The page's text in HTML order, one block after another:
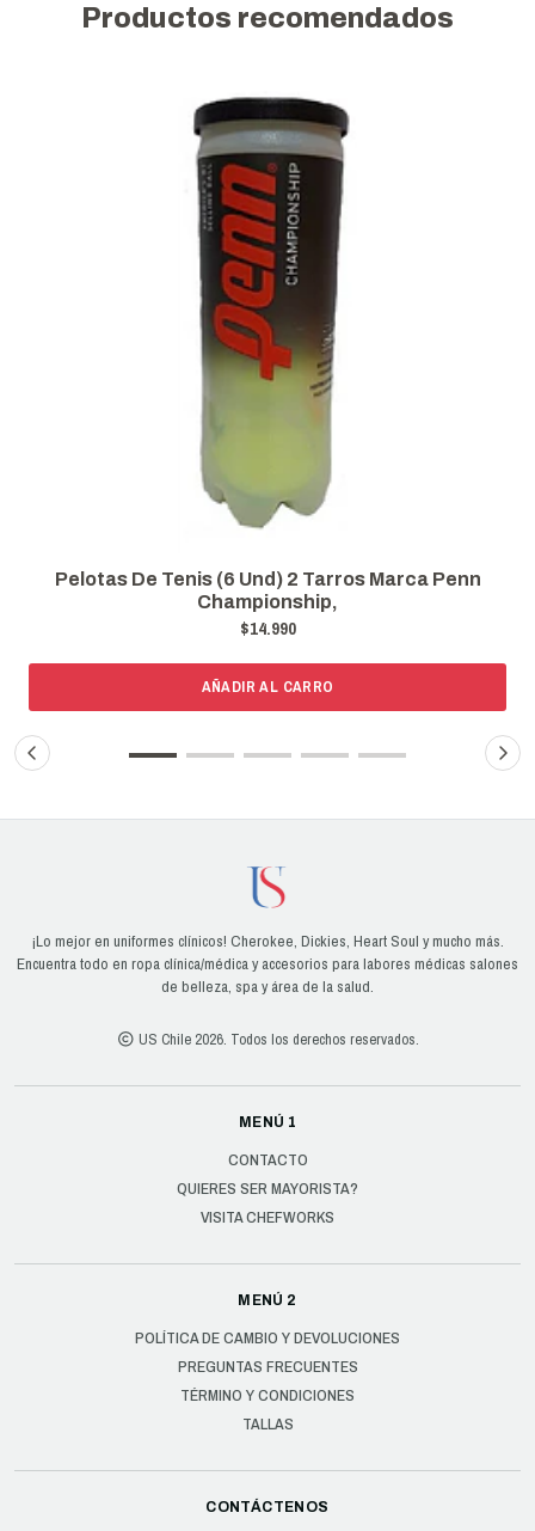
Productos recomendados
Pelotas De Tenis (6 Und) 2 Tarros Marca Penn
Championship,
$14.990
AÑADIR AL CARRO
¡Lo mejor en uniformes clínicos! Cherokee, Dickies, Heart Soul y mucho más.
Encuentra todo en ropa clínica/médica y accesorios para labores médicas salones
de belleza, spa y área de la salud.
US Chile 2026. Todos los derechos reservados.
MENÚ 1
CONTACTO
QUIERES SER MAYORISTA?
VISITA CHEFWORKS
MENÚ 2
POLÍTICA DE CAMBIO Y DEVOLUCIONES
PREGUNTAS FRECUENTES
TÉRMINO Y CONDICIONES
TALLAS
CONTÁCTENOS